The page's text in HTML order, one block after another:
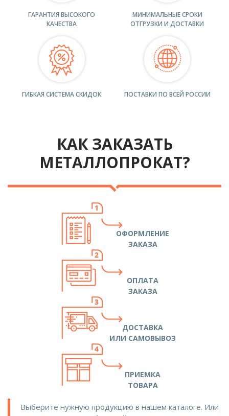
ГАРАНТИЯ ВЫСОКОГО
КАЧЕСТВА
МИНИМАЛЬНЫЕ СРОКИ
ОТГРУЗКИ И ДОСТАВКИ
ГИБКАЯ СИСТЕМА СКИДОК ПОСТАВКИ ПО ВСЕЙ РОССИИ
КАК ЗАКАЗАТЬ
МЕТАЛЛОПРОКАТ?
ОФОРМЛЕНИЕ
ЗАКАЗА
ОПЛАТА
ЗАКАЗА
ДОСТАВКА
ИЛИ САМОВЫВОЗ
ПРИЕМКА
ТОВАРА
Выберите нужную продукцию в нашем каталоге. Или